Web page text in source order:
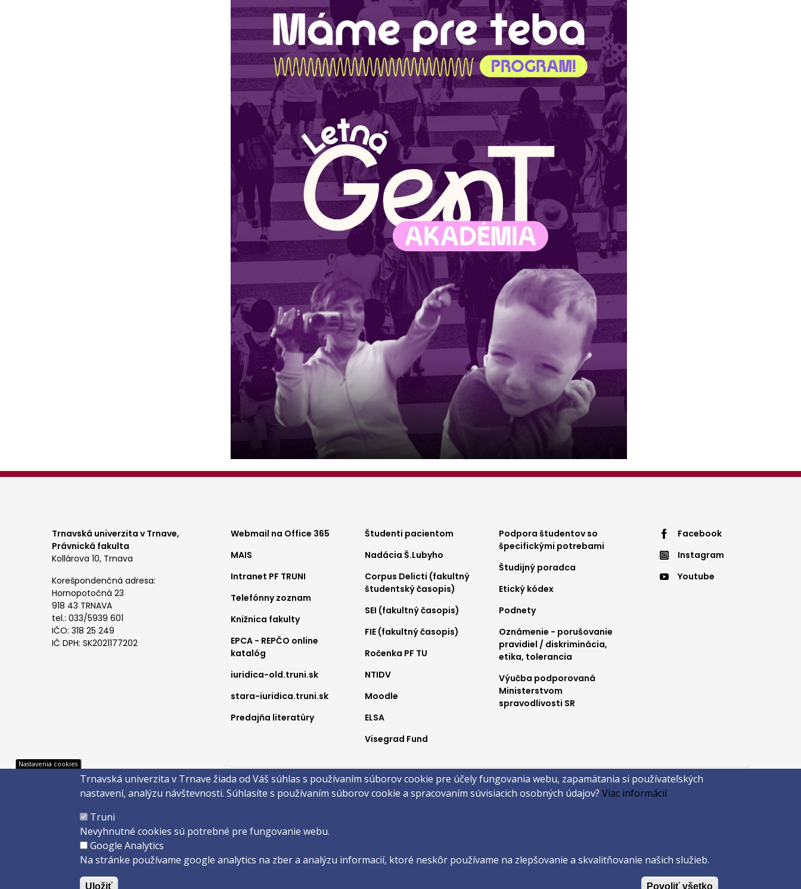
Trnavská univerzita v Trnave,
Právnická fakulta
Kollárova 10, Trnava
Korešpondenčná adresa:
Hornopotočná 23
918 43 TRNAVA
tel.: 033/5939 601
IČO: 318 25 249
IČ DPH: SK2021177202
Footer
menu
1
Webmail na Office 365
MAIS
Intranet PF TRUNI
Telefónny zoznam
Knižnica fakulty
EPCA - REPČO online
katalóg
iuridica-old.truni.sk
stara-iuridica.truni.sk
Predajňa literatúry
Footer
menu
2
Študenti pacientom
Nadácia Š.Lubyho
Corpus Delicti (fakultný
študentský časopis)
SEI (fakultný časopis)
FIE (fakultný časopis)
Ročenka PF TU
NTIDV
Moodle
ELSA
Visegrad Fund
Footer
menu
3
Podpora študentov so
špecifickými potrebami
Študijný poradca
Etický kódex
Podnety
Oznámenie - porušovanie
pravidiel / diskriminácia,
etika, tolerancia
Výučba podporovaná
Ministerstvom
spravodlivosti SR
Footer
menu
Facebook
Instagram
Youtube
Päta
Správca obsahu Technická podpora Vyhlásenie o prístupnosti Cookies
Created by
ActivIT s.r.o.
Nastavenia cookies
Trnavská univerzita v Trnave žiada od Váš súhlas s používaním súborov cookie pre účely fungovania webu, zapamätania si používateľských
nastavení, analýzu návštevnosti. Súhlasíte s používaním súborov cookie a spracovaním súvisiacich osobných údajov?Viac informácií
Truni
Nevyhnutné cookies sú potrebné pre fungovanie webu.
Google Analytics
Na stránke používame google analytics na zber a analýzu informacií, ktoré neskôr používame na zlepšovanie a skvalitňovanie našich služieb.
Uložiť Povoliť všetko